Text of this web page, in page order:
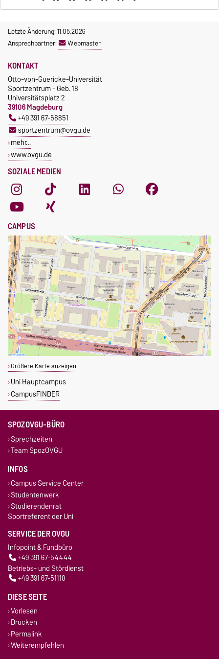
Letzte Änderung: 11.05.2026
Ansprechpartner:
Webmaster
SOZIALE MEDIEN
KONTAKT
Otto-von-Guericke-Universität
Sportzentrum - Geb. 18
Universitätsplatz 2
39106 Magdeburg
+49 391 67-58851
sportzentrum@ovgu.de
mehr…
www.ovgu.de
CAMPUS
Größere Karte anzeigen
Uni Hauptcampus
CampusFINDER
SPOZOVGU-BÜRO
Sprechzeiten
Team SpozOVGU
INFOS
Campus Service Center
Studentenwerk
Studierendenrat
Sportreferent der Uni
SERVICE DER OVGU
Infopoint & Fundbüro
+49 391 67-54444
Betriebs- und Stördienst
+49 391 67-51118
DIESE SEITE
Vorlesen
Drucken
Permalink
Weiterempfehlen